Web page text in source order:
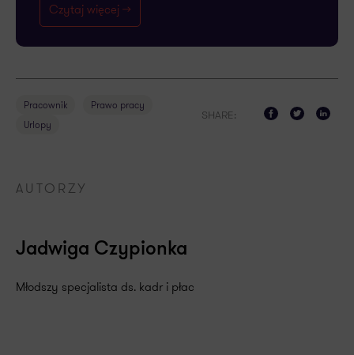
Czytaj więcej ->
Pracownik
Prawo pracy
Urlopy
SHARE:
AUTORZY
Jadwiga Czypionka
Młodszy specjalista ds. kadr i płac